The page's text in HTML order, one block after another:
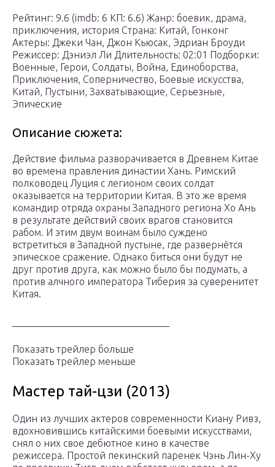
Рейтинг: 9.6 (imdb: 6 КП: 6.6) Жанр: боевик, драма,
приключения, история Страна: Китай, Гонконг
Актеры: Джеки Чан, Джон Кьюсак, Эдриан Броуди
Режиссер: Дэниэл Ли Длительность: 02:01 Подборки:
Военные, Герои, Солдаты, Война, Единоборства,
Приключения, Соперничество, Боевые искусства,
Китай, Пустыни, Захватывающие, Серьезные,
Эпические
Описание сюжета:
Действие фильма разворачивается в Древнем Китае
во времена правления династии Хань. Римский
полководец Луция с легионом своих солдат
оказывается на территории Китая. В это же время
командир отряда охраны Западного региона Хо Ань
в результате действий своих врагов становится
рабом. И этим двум воинам было суждено
встретиться в Западной пустыне, где развернётся
эпическое сражение. Однако биться они будут не
друг против друга, как можно было бы подумать, а
против алчного императора Тиберия за суверенитет
Китая.
Показать трейлер больше
Показать трейлер меньше
Мастер тай-цзи (2013)
Один из лучших актеров современности Киану Ривз,
вдохновившись китайскими боевыми искусствами,
снял о них свое дебютное кино в качестве
режиссера. Простой пекинский паренек Чэнь Лин-Ху